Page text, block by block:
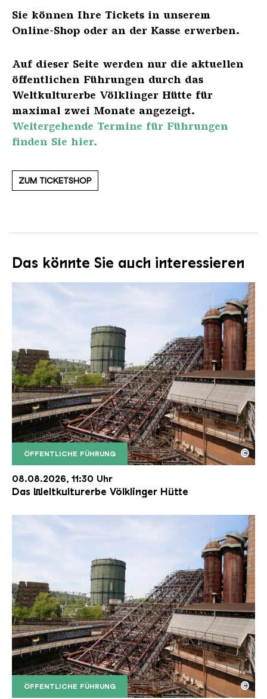
Sie können Ihre Tickets in unserem
Online-Shop oder an der Kasse erwerben.
Auf dieser Seite werden nur die aktuellen
öffentlichen Führungen durch das
Weltkulturerbe Völklinger Hütte für
maximal zwei Monate angezeigt.
Weitergehende Termine für Führungen
finden Sie hier.
ZUM TICKETSHOP
Das könnte Sie auch interessieren
ÖFFENTLICHE FÜHRUNG
Der Erzschrägaufzug der Völklinger Hütte mit
Copyright: Weltkulturerbe Völklinger Hütte | Karl
©
08.08.2026, 11:30 Uhr
Das Weltkulturerbe Völklinger Hütte
ÖFFENTLICHE FÜHRUNG ©